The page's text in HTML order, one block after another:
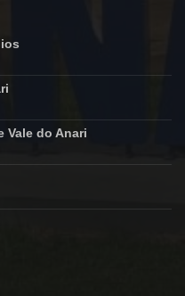
Vale do Anari